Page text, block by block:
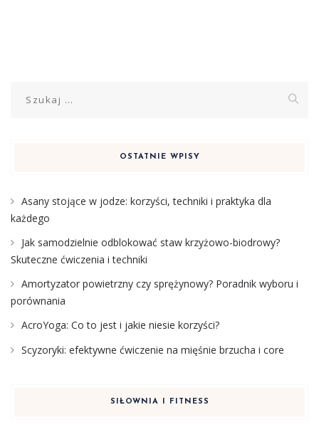
OSTATNIE WPISY
Asany stojące w jodze: korzyści, techniki i praktyka dla
każdego
Jak samodzielnie odblokować staw krzyżowo-biodrowy?
Skuteczne ćwiczenia i techniki
Amortyzator powietrzny czy sprężynowy? Poradnik wyboru i
porównania
AcroYoga: Co to jest i jakie niesie korzyści?
Scyzoryki: efektywne ćwiczenie na mięśnie brzucha i core
SIŁOWNIA I FITNESS